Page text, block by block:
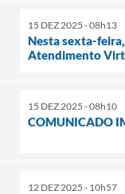
15 DEZ 2025 - 08h13
Nesta sexta-
Atendimento
15 DEZ 2025 - 08h10
COMUNICADO
12 DEZ 2025 - 10h57